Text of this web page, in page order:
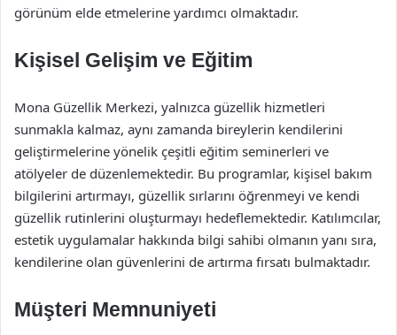
görünüm elde etmelerine yardımcı olmaktadır.
Kişisel Gelişim ve Eğitim
Mona Güzellik Merkezi, yalnızca güzellik hizmetleri
sunmakla kalmaz, aynı zamanda bireylerin kendilerini
geliştirmelerine yönelik çeşitli eğitim seminerleri ve
atölyeler de düzenlemektedir. Bu programlar, kişisel bakım
bilgilerini artırmayı, güzellik sırlarını öğrenmeyi ve kendi
güzellik rutinlerini oluşturmayı hedeflemektedir. Katılımcılar,
estetik uygulamalar hakkında bilgi sahibi olmanın yanı sıra,
kendilerine olan güvenlerini de artırma fırsatı bulmaktadır.
Müşteri Memnuniyeti